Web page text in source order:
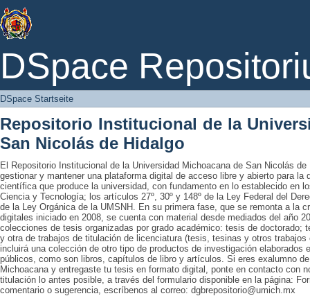
DSpace
DSpace Startseite
DSpace Startseite
Repositorio Institucional de la
San Nicolás de Hidalgo
El Repositorio Institucional de la Universidad Michoacana de San Nicolás
gestionar y mantener una plataforma digital de acceso libre y abierto para la
científica que produce la universidad, con fundamento en lo establecido en
Ciencia y Tecnología; los artículos 27º, 30º y 148º de la Ley Federal del
de la Ley Orgánica de la UMSNH. En su primera fase, que se remonta a la
digitales iniciado en 2008, se cuenta con material desde mediados del año
colecciones de tesis organizadas por grado académico: tesis de doctorado;
y otra de trabajos de titulación de licenciatura (tesis, tesinas y otros
incluirá una colección de otro tipo de productos de investigación elaborados
públicos, como son libros, capítulos de libro y artículos. Si eres exalumno
Michoacana y entregaste tu tesis en formato digital, ponte en contacto con
titulación lo antes posible, a través del formulario disponible en la página:
comentario o sugerencia, escríbenos al correo: dgbrepositorio@umich.mx